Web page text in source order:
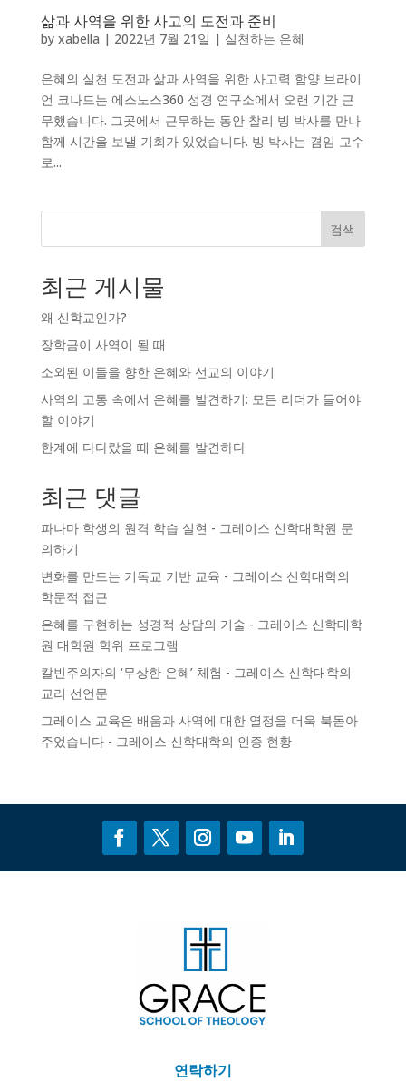
삶과 사역을 위한 사고의 도전과 준비
by xabella | 2022년 7월 21일 | 실천하는 은혜
은혜의 실천 도전과 삶과 사역을 위한 사고력 함양 브라이
언 코나드는 에스노스360 성경 연구소에서 오랜 기간 근
무했습니다. 그곳에서 근무하는 동안 찰리 빙 박사를 만나
함께 시간을 보낼 기회가 있었습니다. 빙 박사는 겸임 교수
로...
검색
최근 게시물
왜 신학교인가?
장학금이 사역이 될 때
소외된 이들을 향한 은혜와 선교의 이야기
사역의 고통 속에서 은혜를 발견하기: 모든 리더가 들어야
할 이야기
한계에 다다랐을 때 은혜를 발견하다
최근 댓글
파나마 학생의 원격 학습 실현 - 그레이스 신학대학원 문
의하기
변화를 만드는 기독교 기반 교육 - 그레이스 신학대학의
학문적 접근
은혜를 구현하는 성경적 상담의 기술 - 그레이스 신학대학
원 대학원 학위 프로그램
칼빈주의자의 ‘무상한 은혜’ 체험 - 그레이스 신학대학의
교리 선언문
그레이스 교육은 배움과 사역에 대한 열정을 더욱 북돋아
주었습니다 - 그레이스 신학대학의 인증 현황
연락하기